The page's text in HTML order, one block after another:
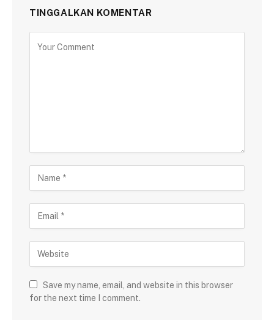
TINGGALKAN KOMENTAR
Save my name, email, and website in this browser
for the next time I comment.